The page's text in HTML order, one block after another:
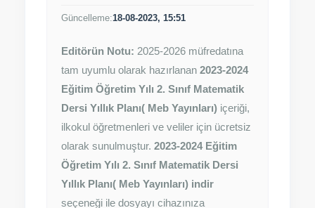
Güncelleme:18-08-2023, 15:51
Editörün Notu: 2025-2026 müfredatına
tam uyumlu olarak hazırlanan 2023-2024
Eğitim Öğretim Yılı 2. Sınıf Matematik
Dersi Yıllık Planı( Meb Yayınları) içeriği,
ilkokul öğretmenleri ve veliler için ücretsiz
olarak sunulmuştur. 2023-2024 Eğitim
Öğretim Yılı 2. Sınıf Matematik Dersi
Yıllık Planı( Meb Yayınları) indir
seçeneği ile dosyayı cihazınıza